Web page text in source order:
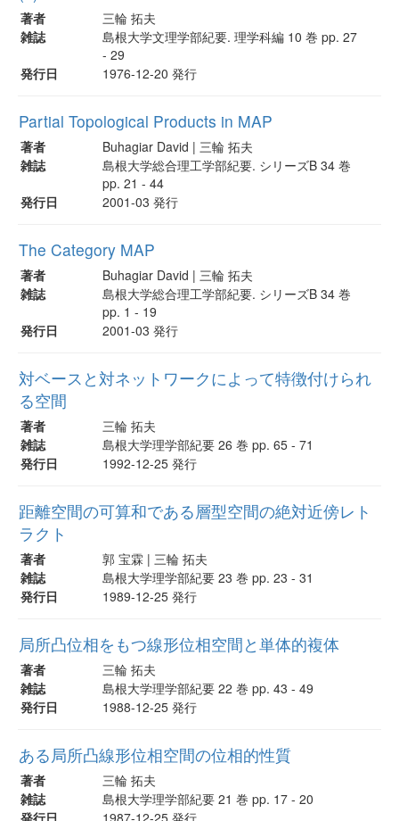
著者
三輪 拓夫
雑誌
島根大学文理学部紀要. 理学科編 10 巻 pp. 27
- 29
発行日
1976-12-20 発行
Partial Topological Products in MAP
著者
Buhagiar David | 三輪 拓夫
雑誌
島根大学総合理工学部紀要. シリーズB 34 巻
pp. 21 - 44
発行日
2001-03 発行
The Category MAP
著者
Buhagiar David | 三輪 拓夫
雑誌
島根大学総合理工学部紀要. シリーズB 34 巻
pp. 1 - 19
発行日
2001-03 発行
対ベースと対ネットワークによって特徴付けられ
る空間
著者
三輪 拓夫
雑誌
島根大学理学部紀要 26 巻 pp. 65 - 71
発行日
1992-12-25 発行
距離空間の可算和である層型空間の絶対近傍レト
ラクト
著者
郭 宝霖 | 三輪 拓夫
雑誌
島根大学理学部紀要 23 巻 pp. 23 - 31
発行日
1989-12-25 発行
局所凸位相をもつ線形位相空間と単体的複体
著者
三輪 拓夫
雑誌
島根大学理学部紀要 22 巻 pp. 43 - 49
発行日
1988-12-25 発行
ある局所凸線形位相空間の位相的性質
著者
三輪 拓夫
雑誌
島根大学理学部紀要 21 巻 pp. 17 - 20
発行日
1987-12-25 発行